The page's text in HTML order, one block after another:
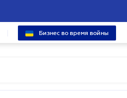
Бизнес во время войны